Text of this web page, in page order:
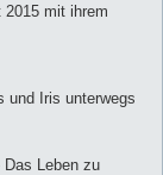
mit ihrem
und Iris unterwegs
Das Leben zu